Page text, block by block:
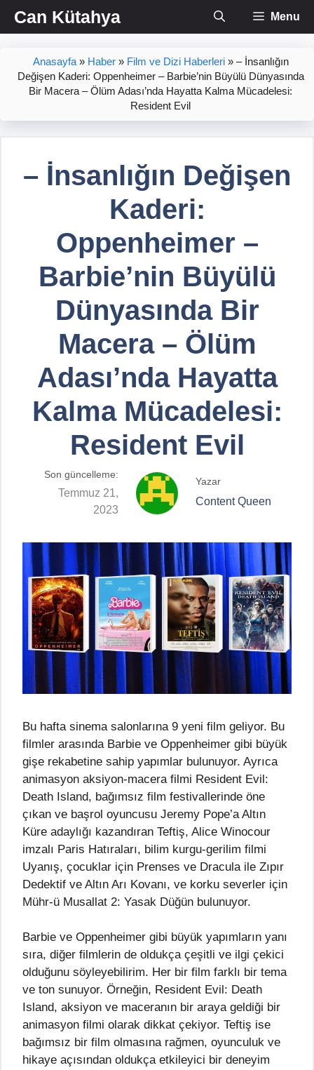
İçeriğe
atlaCan Kütahya Menu
Anasayfa» Haber» Film ve Dizi Haberleri» – İnsanlığın
Değişen Kaderi: Oppenheimer – Barbie’nin Büyülü Dünyasında
Bir Macera – Ölüm Adası’nda Hayatta Kalma Mücadelesi:
Resident Evil
– İnsanlığın Değişen
Kaderi:
Oppenheimer –
Barbie’nin Büyülü
Dünyasında Bir
Macera – Ölüm
Adası’nda Hayatta
Kalma Mücadelesi:
Resident Evil
Son güncelleme:
Temmuz 21,
2023
Yazar
Content Queen
Bu hafta sinema salonlarına 9 yeni film geliyor. Bu
filmler arasında Barbie ve Oppenheimer gibi büyük
gişe rekabetine sahip yapımlar bulunuyor. Ayrıca
animasyon aksiyon-macera filmi Resident Evil:
Death Island, bağımsız film festivallerinde öne
çıkan ve başrol oyuncusu Jeremy Pope’a Altın
Küre adaylığı kazandıran Teftiş, Alice Winocour
imzalı Paris Hatıraları, bilim kurgu-gerilim filmi
Uyanış, çocuklar için Prenses ve Dracula ile Zıpır
Dedektif ve Altın Arı Kovanı, ve korku severler için
Mühr-ü Musallat 2: Yasak Düğün bulunuyor.
Barbie ve Oppenheimer gibi büyük yapımların yanı
sıra, diğer filmlerin de oldukça çeşitli ve ilgi çekici
olduğunu söyleyebilirim. Her bir film farklı bir tema
ve ton sunuyor. Örneğin, Resident Evil: Death
Island, aksiyon ve maceranın bir araya geldiği bir
animasyon filmi olarak dikkat çekiyor. Teftiş ise
bağımsız bir film olmasına rağmen, oyunculuk ve
hikaye açısından oldukça etkileyici bir deneyim